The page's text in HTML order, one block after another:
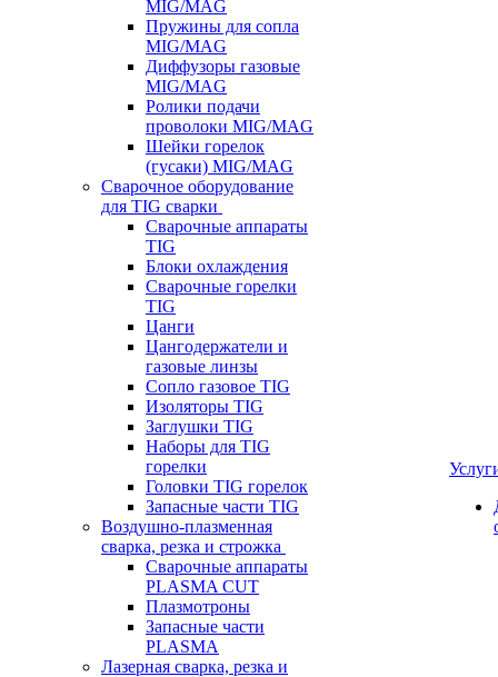
MIG/MAG
Пружины для сопла
MIG/MAG
Диффузоры газовые
MIG/MAG
Ролики подачи
проволоки MIG/MAG
Шейки горелок
(гусаки) MIG/MAG
Сварочное оборудование
для TIG сварки
Сварочные аппараты
TIG
Блоки охлаждения
Сварочные горелки
TIG
Цанги
Цангодержатели и
газовые линзы
Сопло газовое TIG
Изоляторы TIG
Заглушки TIG
Наборы для TIG
горелки
Головки TIG горелок
Запасные части TIG
Воздушно-плазменная
сварка, резка и строжка
Сварочные аппараты
PLASMA CUT
Плазмотроны
Запасные части
PLASMA
Лазерная сварка, резка и